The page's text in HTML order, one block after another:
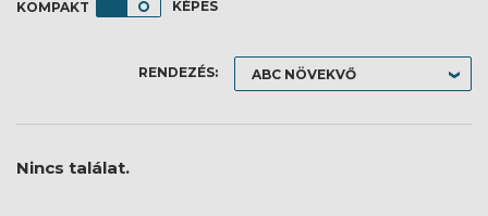
KÉPES
RENDEZÉS:
Nincs találat.